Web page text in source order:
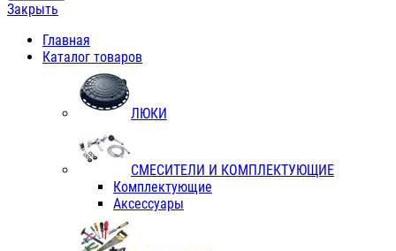
Закрыть
Главная
Каталог товаров
ЛЮКИ
СМЕСИТЕЛИ И КОМПЛЕКТУЮЩИЕ
Комплектующие
Аксессуары